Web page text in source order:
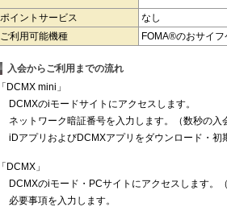
ポイントサービス
なし
ご利用可能機種
FOMA®のおサイフ
入会からご利用までの流れ
「DCMX mini」
DCMXのiモードサイトにアクセスします。
ネットワーク暗証番号を入力します。（数秒の入
iDアプリおよびDCMXアプリをダウンロード・初
「DCMX」
DCMXのiモード・PCサイトにアクセスします。
必要事項を入力します。